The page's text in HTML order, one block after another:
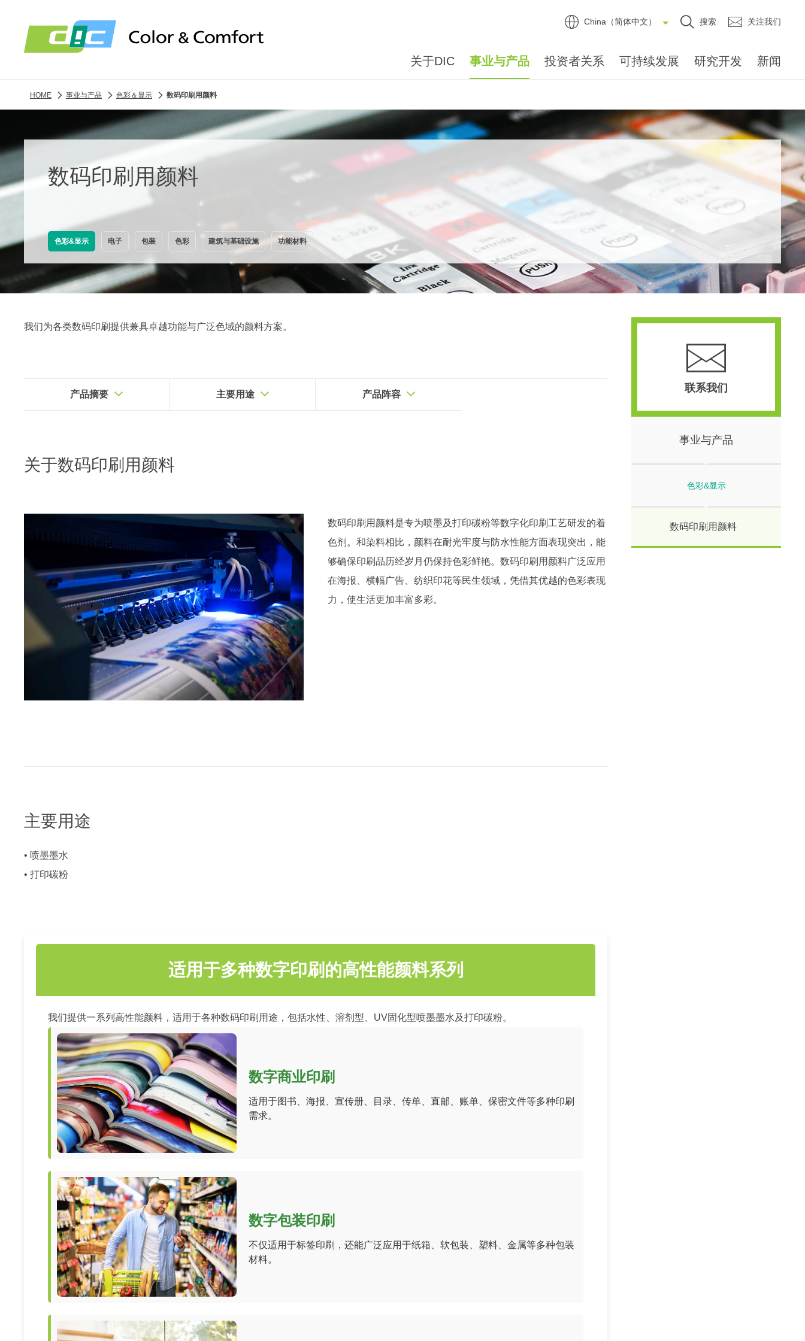
China（简体中文） 搜索 关注我们
关于DIC 事业与产品 投资者关系 可持续发展 研究开发 新闻
HOME 事业与产品 色彩＆显示 数码印刷用颜料
数码印刷用颜料
色彩&显示 电子 包装 色彩 建筑与基础设施 功能材料
我们为各类数码印刷提供兼具卓越功能与广泛色域的颜料方案。
产品摘要 主要用途 产品阵容
关于数码印刷用颜料
数码印刷用颜料是专为喷墨及打印碳粉等数字化印刷工艺研发的着
色剂。和染料相比，颜料在耐光牢度与防水性能方面表现突出，能
够确保印刷品历经岁月仍保持色彩鲜艳。数码印刷用颜料广泛应用
在海报、横幅广告、纺织印花等民生领域，凭借其优越的色彩表现
力，使生活更加丰富多彩。
主要用途
• 喷墨墨水
• 打印碳粉
适用于多种数字印刷的高性能颜料系列
我们提供一系列高性能颜料，适用于各种数码印刷用途，包括水性、溶剂型、UV固化型喷墨墨水及打印碳粉。
数字商业印刷
适用于图书、海报、宣传册、目录、传单、直邮、账单、保密文件等多种印刷
需求。
数字包装印刷
不仅适用于标签印刷，还能广泛应用于纸箱、软包装、塑料、金属等多种包装
材料。
联系我们
事业与产品
色彩&显示
数码印刷用颜料